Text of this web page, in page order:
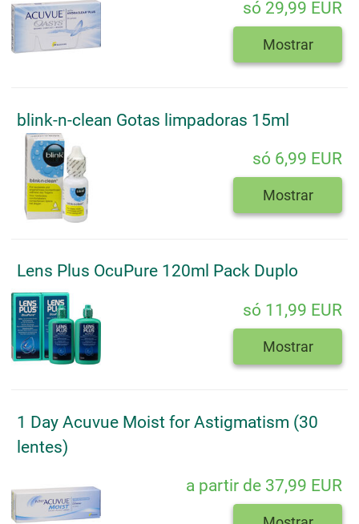
só 29,99 EUR
Mostrar
blink-n-clean Gotas limpadoras 15ml
só 6,99 EUR
Mostrar
Lens Plus OcuPure 120ml Pack Duplo
só 11,99 EUR
Mostrar
1 Day Acuvue Moist for Astigmatism (30
lentes)
a partir de 37,99 EUR